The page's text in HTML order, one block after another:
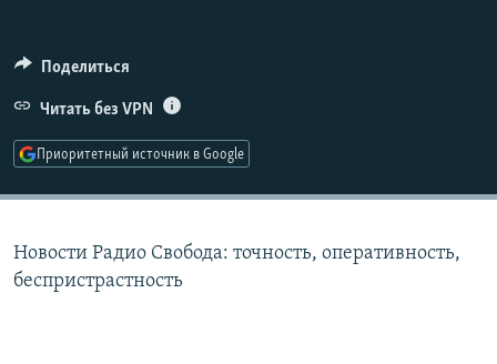
ПОДПИШИТЕСЬ НА РАССЫЛКУ
СОЦИАЛЬНЫЕ СЕТИ
Поделиться
Читать без VPN
Приоритетный источник в Google
Новости Радио Свобода: точность, оперативность,
беспристрастность